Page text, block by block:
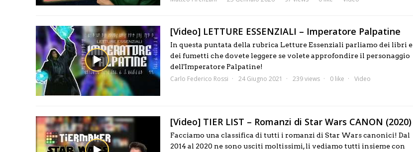
[Video] LETTURE ESSENZIALI – Imperatore Palpatine
In questa puntata della rubrica Letture Essenziali parliamo dei libri e
dei fumetti che dovete leggere se volete approfondire il personaggio
dell'Imperatore Palpatine!
Carlo Federico Rossi 24 Giugno 2021 239 views 0 like Video
[Video] TIER LIST – Romanzi di Star Wars CANON (2020)
Facciamo una classifica di tutti i romanzi di Star Wars canonici! Dal
2014 al 2020 ne sono usciti moltissimi, li vediamo tutti insieme con